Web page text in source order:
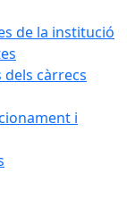
de la institució
càrrecs
i